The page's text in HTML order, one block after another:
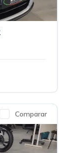
Comparar